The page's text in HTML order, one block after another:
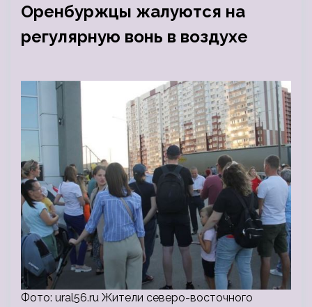
Оренбуржцы жалуются на
регулярную вонь в воздухе
Фото: ural56.ru Жители северо-восточного